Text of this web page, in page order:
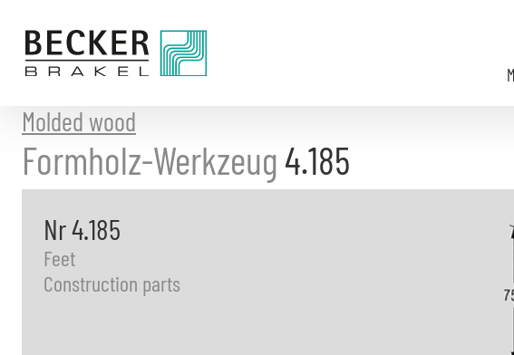
content
Molded wood
Formholz-Werkzeug 4.185
Nr 4.185
Feet
Construction parts